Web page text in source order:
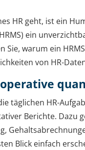
HR geht, ist ein
ein
Sie, warum ein
von HR-
täglichen HR-
Berichte. Dazu
Blick einfach